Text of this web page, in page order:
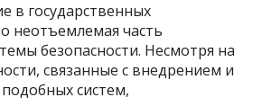
в государственных
неотъемлемая часть
безопасности. Несмотря на
связанные с внедрением и
систем,